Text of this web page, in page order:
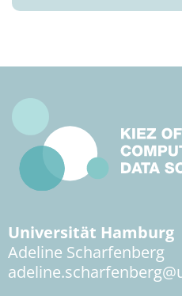
Universität Hamburg
Adeline Scharfenberg